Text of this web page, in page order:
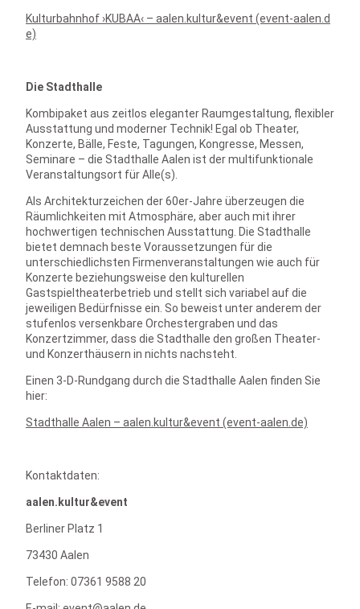
Kulturbahnhof ›KUBAA‹ – aalen.kultur&event (event-aalen.d
e)
Die Stadthalle
Kombipaket aus zeitlos eleganter Raumgestaltung, flexibler
Ausstattung und moderner Technik! Egal ob Theater,
Konzerte, Bälle, Feste, Tagungen, Kongresse, Messen,
Seminare – die Stadthalle Aalen ist der multifunktionale
Veranstaltungsort für Alle(s).
Als Architekturzeichen der 60er-Jahre überzeugen die
Räumlichkeiten mit Atmosphäre, aber auch mit ihrer
hochwertigen technischen Ausstattung. Die Stadthalle
bietet demnach beste Voraussetzungen für die
unterschiedlichsten Firmenveranstaltungen wie auch für
Konzerte beziehungsweise den kulturellen
Gastspieltheaterbetrieb und stellt sich variabel auf die
jeweiligen Bedürfnisse ein. So beweist unter anderem der
stufenlos versenkbare Orchestergraben und das
Konzertzimmer, dass die Stadthalle den großen Theater-
und Konzerthäusern in nichts nachsteht.
Einen 3-D-Rundgang durch die Stadthalle Aalen finden Sie
hier:
Stadthalle Aalen – aalen.kultur&event (event-aalen.de)
Kontaktdaten:
aalen.kultur&event
Berliner Platz 1
73430 Aalen
Telefon: 07361 9588 20